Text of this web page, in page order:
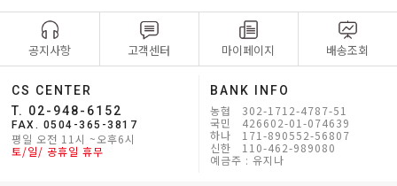
공지사항 고객센터 마이페이지 배송조회
CS CENTER
T. 02-948-6152
FAX. 0504-365-3817
평일 오전 11시 ~오후6시
토/일/ 공휴일 휴무
BANK INFO
농협 302-1712-4787-51
국민 426602-01-074639
하나 171-890552-56807
신한 110-462-989080
예금주 : 유지나